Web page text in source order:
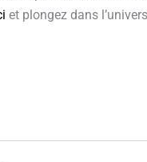
et plongez dans l’univers